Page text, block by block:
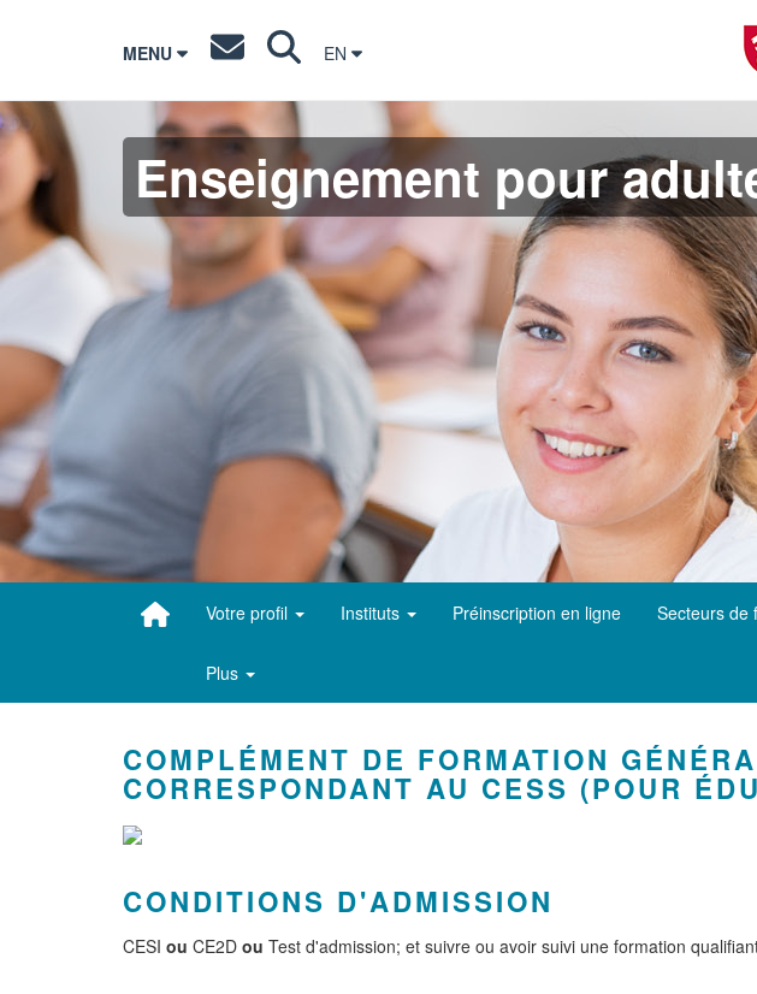
MENU EN
Enseignement pour
Votre profil Instituts Préinscription en ligne Secteurs de
Plus
COMPLÉMENT DE FORMATION
CORRESPONDANT AU CESS (POUR
CONDITIONS D'ADMISSION
CESI ou CE2D ou Test d'admission; et suivre ou avoir suivi une formation